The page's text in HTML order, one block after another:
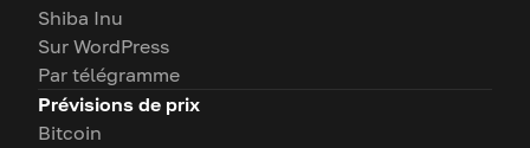
Shiba Inu
Sur WordPress
Par télégramme
Prévisions de prix
Bitcoin